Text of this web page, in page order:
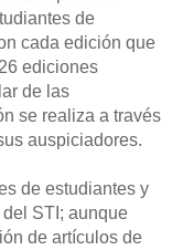
de
cada edición que
ediciones
de las
se realiza a través
auspiciadores.
de estudiantes y
STI; aunque
de artículos de